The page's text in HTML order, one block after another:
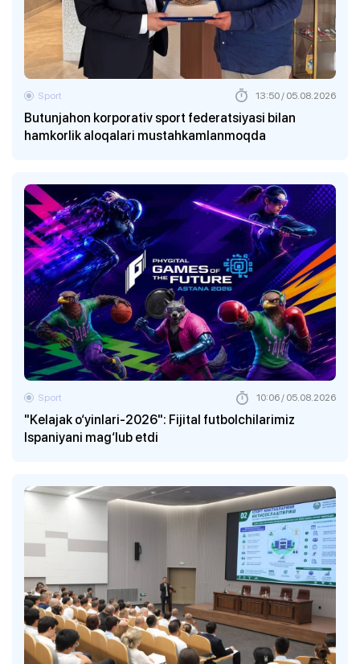
Butunjahon korporativ sport federatsiyasi bilan
hamkorlik aloqalari mustahkamlanmoqda
Sport 13:50 / 05.08.2026
"Kelajak o‘yinlari-2026": Fijital futbolchilarimiz
Ispaniyani mag‘lub etdi
Sport 10:06 / 05.08.2026